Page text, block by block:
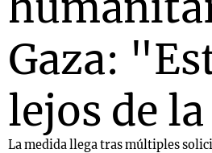
Gaza:
lejos de
La medida llega tras múltiples